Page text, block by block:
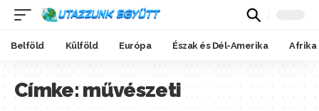
Belföld Külföld Európa Észak és Dél-Amerika Afrika
Címke:művészeti